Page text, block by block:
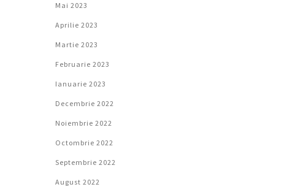
Mai 2023
Aprilie 2023
Martie 2023
Februarie 2023
Ianuarie 2023
Decembrie 2022
Noiembrie 2022
Octombrie 2022
Septembrie 2022
August 2022